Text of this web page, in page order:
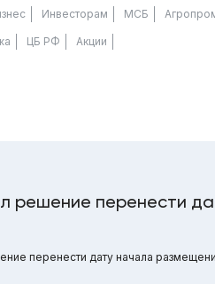
Инвесторам МСБ
ЦБ РФ Акции
решение перенести
перенести дату начала